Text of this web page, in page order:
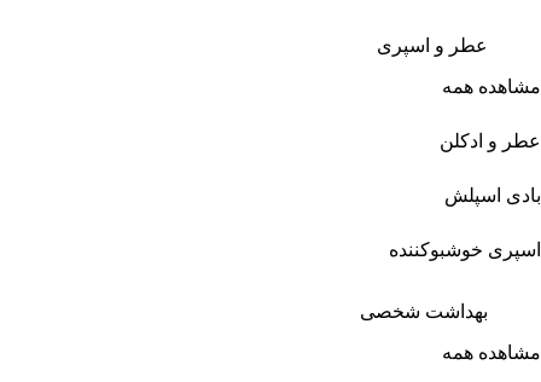
عطر و اسپری
مشاهده همه
عطر و ادکلن
بادی اسپلش
اسپری خوشبوکننده
بهداشت شخصی
مشاهده همه